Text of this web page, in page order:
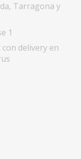
Tarragona y
1
delivery en